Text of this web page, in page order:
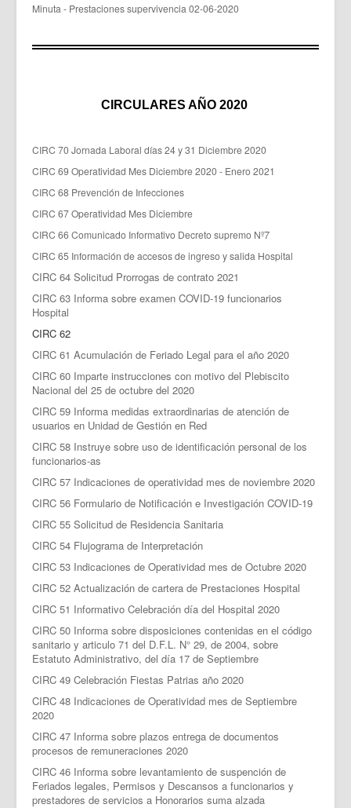
Minuta - Prestaciones supervivencia 02-06-2020
CIRCULARES AÑO 2020
CIRC 70 Jornada Laboral días 24 y 31 Diciembre 2020
CIRC 69 Operatividad Mes Diciembre 2020 - Enero 2021
CIRC 68 Prevención de Infecciones
CIRC 67 Operatividad Mes Diciembre
CIRC 66Comunicado Informativo Decreto supremo Nº7
CIRC 65 Información de accesos de ingreso y salida Hospital
CIRC 64 Solicitud Prorrogas de contrato 2021
CIRC 63 Informa sobre examen COVID-19 funcionarios
Hospital
CIRC 62
CIRC 61 Acumulación de Feriado Legal para el año 2020
CIRC 60 Imparte instrucciones con motivo del Plebiscito
Nacional del 25 de octubre del 2020
CIRC 59 Informa medidas extraordinarias de atención de
usuarios en Unidad de Gestión en Red
CIRC 58 Instruye sobre uso de identificación personal de los
funcionarios-as
CIRC 57 Indicaciones de operatividad mes de noviembre 2020
CIRC 56 Formulario de Notificación e Investigación COVID-19
CIRC 55 Solicitud de Residencia Sanitaria
CIRC 54 Flujograma de Interpretación
CIRC 53 Indicaciones de Operatividad mes de Octubre 2020
CIRC 52 Actualización de cartera de Prestaciones Hospital
CIRC 51 Informativo Celebración día del Hospital 2020
CIRC 50 Informa sobre disposiciones contenidas en el código
sanitario y articulo 71 del D.F.L. N° 29, de 2004, sobre
Estatuto Administrativo, del día 17 de Septiembre
CIRC 49 Celebración Fiestas Patrias año 2020
CIRC 48 Indicaciones de Operatividad mes de Septiembre
2020
CIRC 47 Informa sobre plazos entrega de documentos
procesos de remuneraciones 2020
CIRC 46 Informa sobre levantamiento de suspención de
Feriados legales, Permisos y Descansos a funcionarios y
prestadores de servicios a Honorarios suma alzada